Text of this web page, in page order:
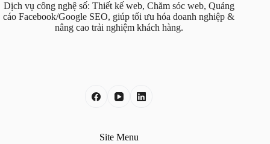
Dịch vụ công nghệ số: Thiết kế web, Chăm sóc web, Quảng
cáo Facebook/Google SEO, giúp tối ưu hóa doanh nghiệp &
nâng cao trải nghiệm khách hàng.
Site Menu